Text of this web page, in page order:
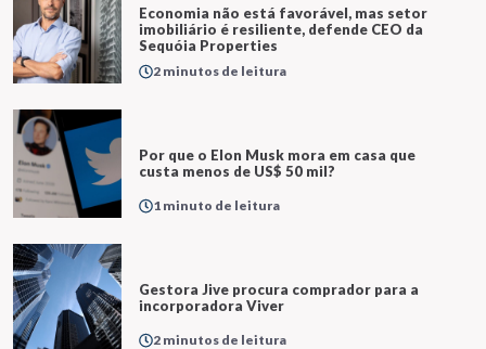
Economia não está favorável, mas setor
imobiliário é resiliente, defende CEO da
Sequóia Properties
2 minutos de leitura
Por que o Elon Musk mora em casa que
custa menos de US$ 50 mil?
1 minuto de leitura
Gestora Jive procura comprador para a
incorporadora Viver
2 minutos de leitura